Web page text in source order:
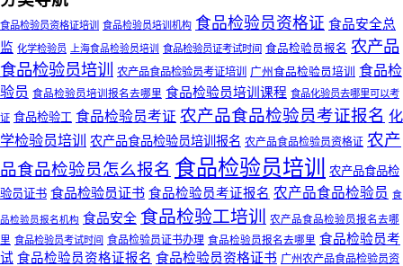
食品检验员资格证培训 食品检验员培训机构 食品检验员资格证 食品安全总
监 化学检验员 上海食品检验员培训 食品检验员证考试时间 食品检验员报名 农产品
食品检验员培训
农产品食品检验员考证培训 广州食品检验员培训
食品检
验员 食品检验员培训报名去哪里 食品检验员培训课程 食品化验员去哪里可以考
证 食品检验工 食品检验员考证 农产品食品检验员考证报名 化
学检验员培训 农产品食品检验员培训报名 农产品食品检验员资格证 农产
品食品检验员怎么报名 食品检验员培训
农产品食品检
验员证书 食品检验员证书 食品检验员考证报名 农产品食品检验员 食
品检验员报名机构 食品安全 食品检验工培训
农产品食品检验员报名去哪
里 食品检验员考试时间 食品检验员证书办理 食品检验员报名去哪里 食品检验员考
试 食品检验员资格证报名 食品检验员资格证书 广州农产品食品检验员资